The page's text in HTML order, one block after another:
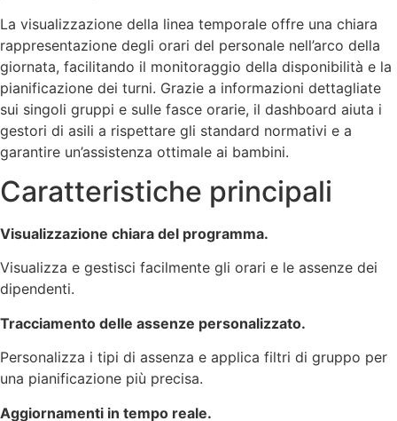
La visualizzazione della linea temporale offre una chiara
rappresentazione degli orari del personale nell’arco della
giornata, facilitando il monitoraggio della disponibilità e la
pianificazione dei turni. Grazie a informazioni dettagliate
sui singoli gruppi e sulle fasce orarie, il dashboard aiuta i
gestori di asili a rispettare gli standard normativi e a
garantire un’assistenza ottimale ai bambini.
Caratteristiche principali
Visualizzazione chiara del programma.
Visualizza e gestisci facilmente gli orari e le assenze dei
dipendenti.
Tracciamento delle assenze personalizzato.
Personalizza i tipi di assenza e applica filtri di gruppo per
una pianificazione più precisa.
Aggiornamenti in tempo reale.